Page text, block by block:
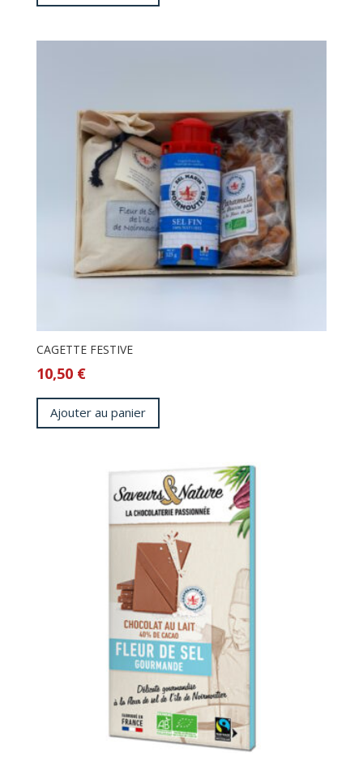
CAGETTE FESTIVE
10,50 €
Ajouter au panier